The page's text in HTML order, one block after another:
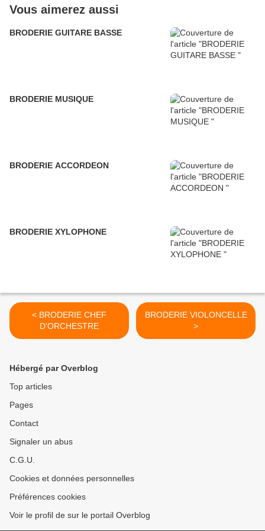
Vous aimerez aussi
BRODERIE GUITARE BASSE
BRODERIE MUSIQUE
BRODERIE ACCORDEON
BRODERIE XYLOPHONE
< BRODERIE CHEF
D'ORCHESTRE
BRODERIE VIOLONCELLE
>
Hébergé par Overblog
Top articles
Pages
Contact
Signaler un abus
C.G.U.
Cookies et données personnelles
Préférences cookies
Voir le profil de sur le portail Overblog